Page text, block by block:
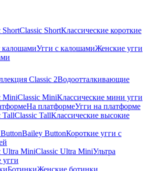
Classic ShortКлассические короткие
Угги с калошамиЖенские угги
Classic 2Водоотталкивающие
Classic MiniКлассические мини угги
На платформеУгги на платформе
Classic TallКлассические высокие
Bailey ButtonКороткие угги с
Classic Ultra MiniУльтра
угги
БотинкиЖенские ботинки